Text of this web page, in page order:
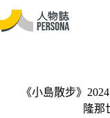
《小島散步》
隆那